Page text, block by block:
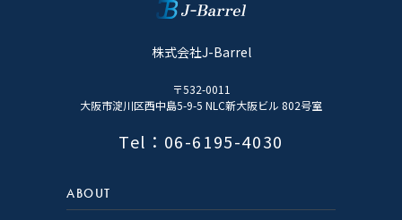
株式会社J-Barrel
〒532-0011
大阪市淀川区西中島5-9-5 NLC新大阪ビル 802号室
Tel：06-6195-4030
ABOUT